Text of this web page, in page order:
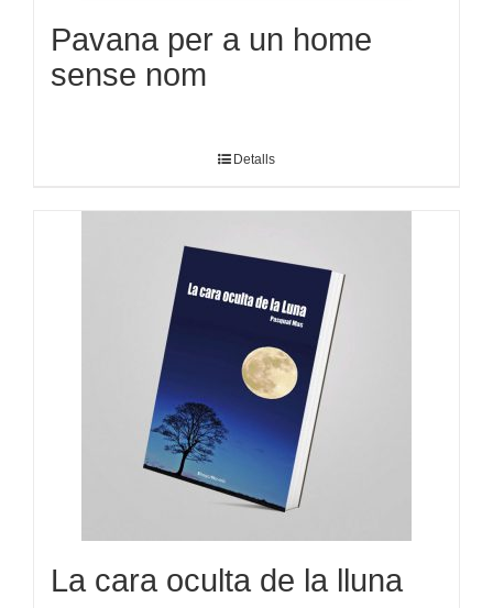
Pavana per a un home
sense nom
Detalls
La cara oculta de la lluna